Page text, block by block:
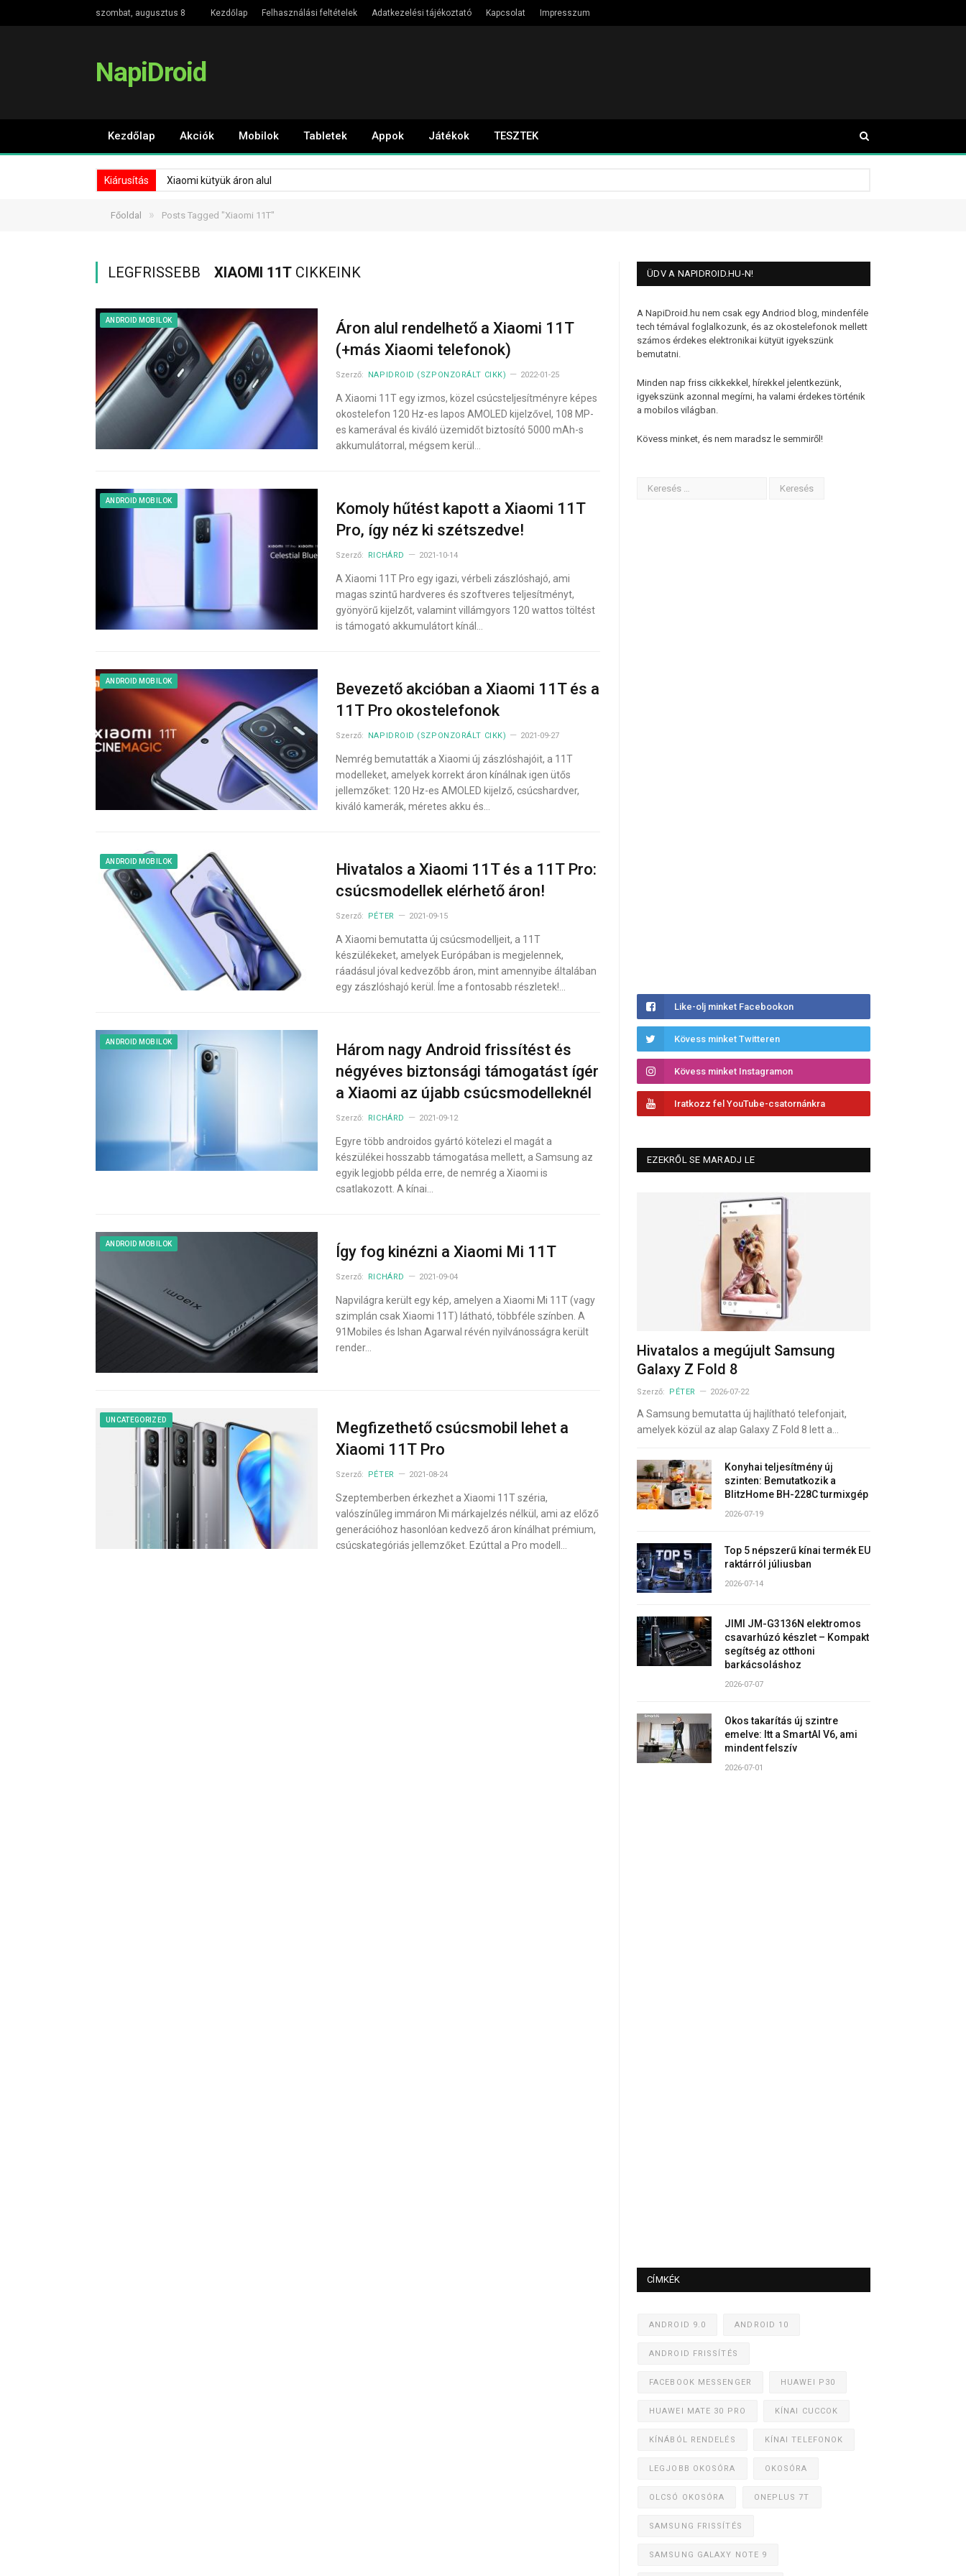
szombat, augusztus 8 Kezdőlap Felhasználási feltételek Adatkezelési tájékoztató Kapcsolat Impresszum
NapiDroid
Kezdőlap Akciók Mobilok Tabletek Appok Játékok TESZTEK
Kiárusítás Xiaomi kütyük áron alul
Főoldal » Posts Tagged "Xiaomi 11T"
LEGFRISSEBB XIAOMI 11T CIKKEINK
ANDROID MOBILOK
Áron alul rendelhető a Xiaomi 11T
(+más Xiaomi telefonok)
Szerző: NAPIDROID (SZPONZORÁLT CIKK) 2022-01-25
A Xiaomi 11T egy izmos, közel csúcsteljesítményre képes
okostelefon 120 Hz-es lapos AMOLED kijelzővel, 108 MP-
es kamerával és kiváló üzemidőt biztosító 5000 mAh-s
akkumulátorral, mégsem kerül…
ANDROID MOBILOK
Komoly hűtést kapott a Xiaomi 11T
Pro, így néz ki szétszedve!
Szerző: RICHÁRD 2021-10-14
A Xiaomi 11T Pro egy igazi, vérbeli zászlóshajó, ami
magas szintű hardveres és szoftveres teljesítményt,
gyönyörű kijelzőt, valamint villámgyors 120 wattos töltést
is támogató akkumulátort kínál…
ANDROID MOBILOK
Bevezető akcióban a Xiaomi 11T és a
11T Pro okostelefonok
Szerző: NAPIDROID (SZPONZORÁLT CIKK) 2021-09-27
Nemrég bemutatták a Xiaomi új zászlóshajóit, a 11T
modelleket, amelyek korrekt áron kínálnak igen ütős
jellemzőket: 120 Hz-es AMOLED kijelző, csúcshardver,
kiváló kamerák, méretes akku és…
ANDROID MOBILOK
Hivatalos a Xiaomi 11T és a 11T Pro:
csúcsmodellek elérhető áron!
Szerző: PÉTER 2021-09-15
A Xiaomi bemutatta új csúcsmodelljeit, a 11T
készülékeket, amelyek Európában is megjelennek,
ráadásul jóval kedvezőbb áron, mint amennyibe általában
egy zászlóshajó kerül. Íme a fontosabb részletek!…
ANDROID MOBILOK
Három nagy Android frissítést és
négyéves biztonsági támogatást ígér
a Xiaomi az újabb csúcsmodelleknél
Szerző: RICHÁRD 2021-09-12
Egyre több androidos gyártó kötelezi el magát a
készülékei hosszabb támogatása mellett, a Samsung az
egyik legjobb példa erre, de nemrég a Xiaomi is
csatlakozott. A kínai…
ANDROID MOBILOK Így fog kinézni a Xiaomi Mi 11T
Szerző: RICHÁRD 2021-09-04
Napvilágra került egy kép, amelyen a Xiaomi Mi 11T (vagy
szimplán csak Xiaomi 11T) látható, többféle színben. A
91Mobiles és Ishan Agarwal révén nyilvánosságra került
render…
UNCATEGORIZED
Megfizethető csúcsmobil lehet a
Xiaomi 11T Pro
Szerző: PÉTER 2021-08-24
Szeptemberben érkezhet a Xiaomi 11T széria,
valószínűleg immáron Mi márkajelzés nélkül, ami az előző
generációhoz hasonlóan kedvező áron kínálhat prémium,
csúcskategóriás jellemzőket. Ezúttal a Pro modell…
ÜDV A NAPIDROID.HU-N!
A NapiDroid.hu nem csak egy Andriod blog, mindenféle
tech témával foglalkozunk, és az okostelefonok mellett
számos érdekes elektronikai kütyüt igyekszünk
bemutatni.
Minden nap friss cikkekkel, hírekkel jelentkezünk,
igyekszünk azonnal megírni, ha valami érdekes történik
a mobilos világban.
Kövess minket, és nem maradsz le semmiről!
Like-olj minket Facebookon
Kövess minket Twitteren
Kövess minket Instagramon
Iratkozz fel YouTube-csatornánkra
EZEKRŐL SE MARADJ LE
Hivatalos a megújult Samsung
Galaxy Z Fold 8
Szerző: PÉTER 2026-07-22
A Samsung bemutatta új hajlítható telefonjait,
amelyek közül az alap Galaxy Z Fold 8 lett a…
Konyhai teljesítmény új
szinten: Bemutatkozik a
BlitzHome BH-228C turmixgép
2026-07-19
Top 5 népszerű kínai termék EU
raktárról júliusban
2026-07-14
JIMI JM-G3136N elektromos
csavarhúzó készlet – Kompakt
segítség az otthoni
barkácsoláshoz
2026-07-07
Okos takarítás új szintre
emelve: Itt a SmartAI V6, ami
mindent felszív
2026-07-01
CÍMKÉK
ANDROID 9.0 ANDROID 10
ANDROID FRISSÍTÉS
FACEBOOK MESSENGER HUAWEI P30
HUAWEI MATE 30 PRO KÍNAI CUCCOK
KÍNÁBÓL RENDELÉS KÍNAI TELEFONOK
LEGJOBB OKOSÓRA OKOSÓRA
OLCSÓ OKOSÓRA ONEPLUS 7T
SAMSUNG FRISSÍTÉS
SAMSUNG GALAXY NOTE 9